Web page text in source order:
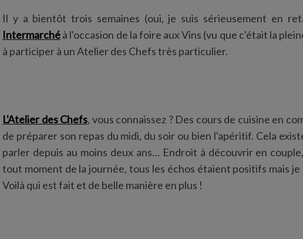
Il y a bientôt trois semaines (oui, je suis sérieusement en
Intermarchéà l'occasion de la foire aux Vins (vu que c'était la
à participer à un Atelier des Chefs très particulier.
L'Atelier des Chefs, vous connaissez ? Des cours de cuisine en
de préparer son repas du midi, du soir ou bien l'apéritif. Cela
parler depuis au moins deux ans… Endroit à découvrir en
tout moment de la journée, tous les échos étaient positifs mais je
Voilà qui est fait et de belle manière en plus !